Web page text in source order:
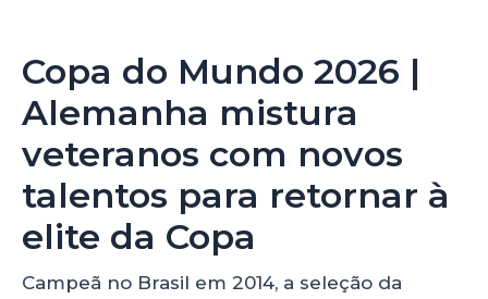
Copa do Mundo 2026 |
Alemanha mistura
veteranos com novos
talentos para retornar à
elite da Copa
Campeã no Brasil em 2014, a seleção da